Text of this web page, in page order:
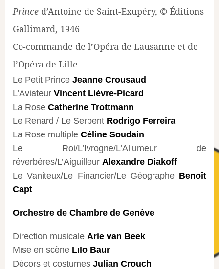
Prince d’Antoine de Saint-Exupéry, © Éditions
Gallimard, 1946
Co-commande de l’Opéra de Lausanne et de
l’Opéra de Lille
Le Petit PrinceJeanne Crousaud
L’Aviateur Vincent Lièvre-Picard
La Rose Catherine Trottmann
Le Renard / Le Serpent Rodrigo Ferreira
La Rose multipleCéline Soudain
Le Roi/L’Ivrogne/L’Allumeur de
réverbères/L’AiguilleurAlexandre Diakoff
Le Vaniteux/Le Financier/Le GéographeBenoît
Capt
Orchestre de Chambre de Genève
Direction musicaleArie van Beek
Mise en scène Lilo Baur
Décors et costumes Julian Crouch